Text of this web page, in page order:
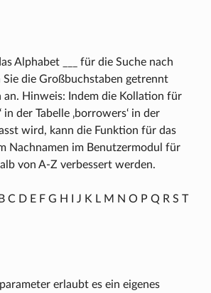
Alphabet ___ für die Suche nach
Sie die Großbuchstaben getrennt
an. Hinweis: Indem die Kollation für
in der Tabelle ‚borrowers‘ in der
wird, kann die Funktion für das
Nachnamen im Benutzermodul für
von A-Z verbessert werden.
C D E F G H I J K L M N O P Q R S T
erlaubt es ein eigenes